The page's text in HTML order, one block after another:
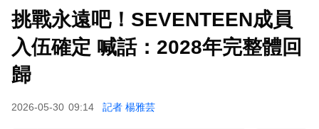
下載東森App，隨時掌握天下大小事！
挑戰永遠吧！SEVENTEEN成員
入伍確定 喊話：2028年完整體回
歸
2026-05-30 09:14 記者 楊雅芸